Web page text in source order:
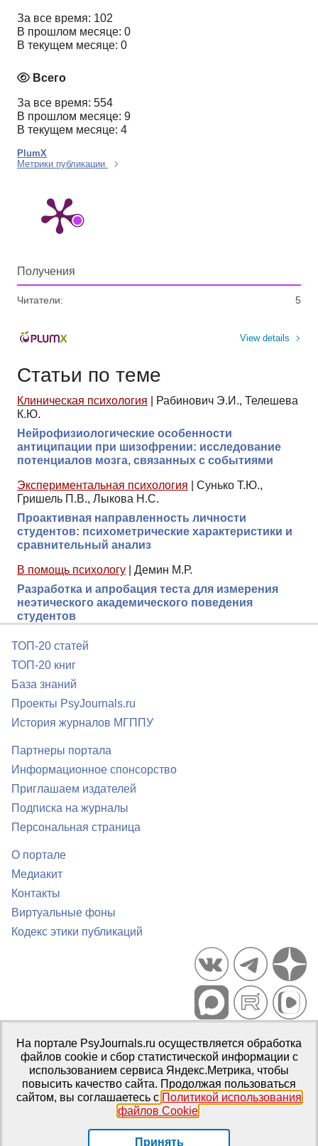
За все время: 102
В прошлом месяце: 0
В текущем месяце: 0
Всего
За все время: 554
В прошлом месяце: 9
В текущем месяце: 4
PlumX
Метрики публикации
Получения
Читатели: 5
View details
Статьи по теме
Клиническая психология
Рабинович Э.И., Телешева
К.Ю.
Нейрофизиологические особенности
антиципации при шизофрении: исследование
потенциалов мозга, связанных с событиями
Экспериментальная психология
Сунько Т.Ю.,
Гришель П.В., Лыкова Н.С.
Проактивная направленность личности
студентов: психометрические характеристики и
сравнительный анализ
В помощь психологу
Демин М.Р.
Разработка и апробация теста для измерения
неэтического академического поведения
студентов
ТОП-20 статей
ТОП-20 книг
База знаний
Проекты PsyJournals.ru
История журналов МГППУ
Партнеры портала
Информационное спонсорство
Приглашаем издателей
Подписка на журналы
Персональная страница
О портале
Медиакит
Контакты
Виртуальные фоны
Кодекс этики публикаций
Портал психологических изданий PsyJournals.ru, 2007–2026
Правила использования материалов
Свидетельство регистрации СМИЭл № ФС77-66447 от 14 июля
2016 г.
Издатель: ФГБОУ ВО МГППУ
На портале PsyJournals.ru осуществляется обработка
файлов cookie и сбор статистической информации с
использованием сервиса Яндекс.Метрика, чтобы
повысить качество сайта. Продолжая пользоваться
сайтом, вы соглашаетесь с Политикой использования
файлов Cookie.
Принять